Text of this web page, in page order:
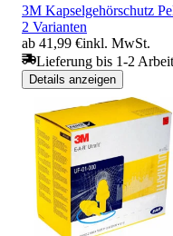
3M Kapselgehörschutz
2 Varianten
ab 41,99 €inkl. MwSt.
Lieferung bis 1-2
Details anzeigen